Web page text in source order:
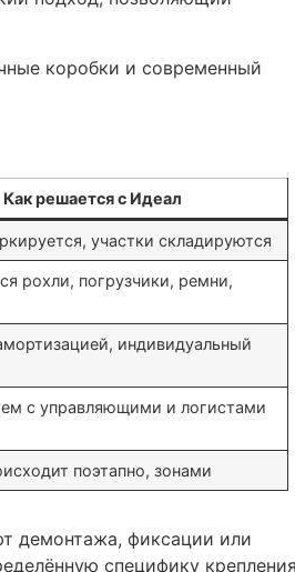
коробки и современный
Как решается с Идеал
участки складируются
рохли, погрузчики, ремни,
индивидуальный
с управляющими и логистами
поэтапно, зонами
демонтажа, фиксации или
специфику